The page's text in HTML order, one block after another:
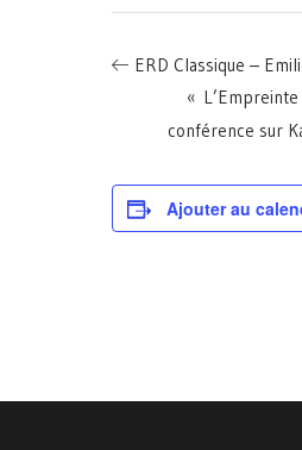
ERD Classique –
«
conférence sur
Ajouter au